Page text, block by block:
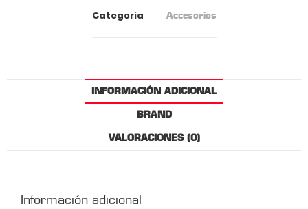
Categoria
Accesorios
INFORMACIÓN ADICIONAL
BRAND
VALORACIONES (0)
Información adicional